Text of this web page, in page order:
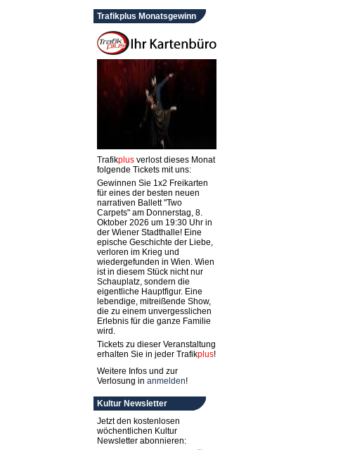
Trafikplus Monatsgewinn
Trafikplusverlost dieses Monat
folgende Tickets mit uns:
Gewinnen Sie 1x2 Freikarten
für eines der besten neuen
narrativen Ballett "Two
Carpets" am Donnerstag, 8.
Oktober 2026 um 19:30 Uhr in
der Wiener Stadthalle! Eine
epische Geschichte der Liebe,
verloren im Krieg und
wiedergefunden in Wien. Wien
ist in diesem Stück nicht nur
Schauplatz, sondern die
eigentliche Hauptfigur. Eine
lebendige, mitreißende Show,
die zu einem unvergesslichen
Erlebnis für die ganze Familie
wird.
Tickets zu dieser Veranstaltung
erhalten Sie in jeder Trafikplus!
Weitere Infos und zur
Verlosung in anmelden!
Kultur Newsletter
Jetzt den kostenlosen
wöchentlichen Kultur
Newsletter abonnieren: